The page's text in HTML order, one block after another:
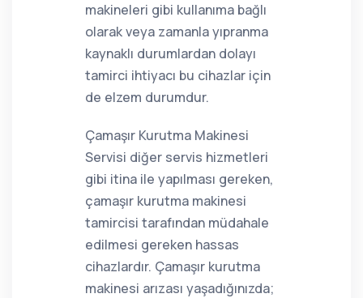
makineleri gibi kullanıma bağlı
olarak veya zamanla yıpranma
kaynaklı durumlardan dolayı
tamirci ihtiyacı bu cihazlar için
de elzem durumdur.
Çamaşır Kurutma Makinesi
Servisi diğer servis hizmetleri
gibi itina ile yapılması gereken,
çamaşır kurutma makinesi
tamircisi tarafından müdahale
edilmesi gereken hassas
cihazlardır. Çamaşır kurutma
makinesi arızası yaşadığınızda;